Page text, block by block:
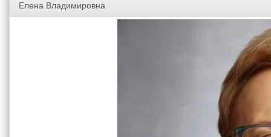
Елена Владимировна